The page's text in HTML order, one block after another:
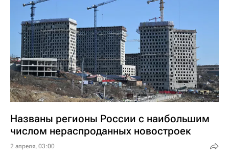
Названы регионы России с наибольшим
числом нераспроданных новостроек
2 апреля, 03:00